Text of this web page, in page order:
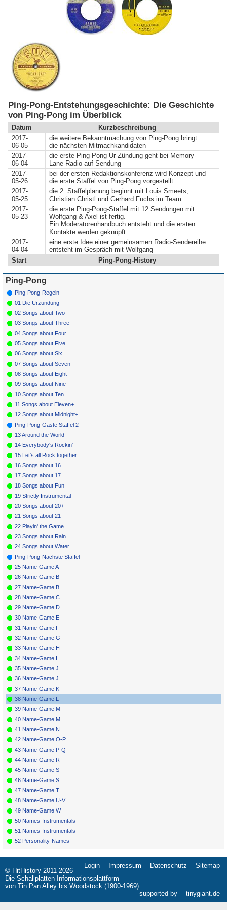
Ping-Pong-Entstehungsgeschichte: Die Geschichte
von Ping-Pong im Überblick
Datum
Kurzbeschreibung
2017-
06-05
die weitere Bekanntmachung von Ping-Pong bringt
die nächsten Mitmachkandidaten
2017-
06-04
die erste Ping-Pong Ur-Zündung geht bei Memory-
Lane-Radio auf Sendung
2017-
05-26
bei der ersten Redaktionskonferenz wird Konzept und
die erste Staffel von Ping-Pong vorgestellt
2017-
05-25
die 2. Staffelplanung beginnt mit Louis Smeets,
Christian Christl und Gerhard Fuchs im Team.
2017-
05-23
die erste Ping-Pong-Staffel mit 12 Sendungen mit
Wolfgang & Axel ist fertig.
Ein Moderatorenhandbuch entsteht und die ersten
Kontakte werden geknüpft.
2017-
04-04
eine erste Idee einer gemeinsamen Radio-Sendereihe
entsteht im Gespräch mit Wolfgang
Start
Ping-Pong-History
Ping-Pong
Ping-Pong-Regeln
01 Die Urzündung
02 Songs about Two
03 Songs about Three
04 Songs about Four
05 Songs about Five
06 Songs about Six
07 Songs about Seven
08 Songs about Eight
09 Songs about Nine
10 Songs about Ten
11 Songs about Eleven+
12 Songs about Midnight+
Ping-Pong-Gäste Staffel 2
13 Around the World
14 Everybody's Rockin'
15 Let's all Rock together
16 Songs about 16
17 Songs about 17
18 Songs about Fun
19 Strictly Instrumental
20 Songs about 20+
21 Songs about 21
22 Playin' the Game
23 Songs about Rain
24 Songs about Water
Ping-Pong-Nächste Staffel
25 Name-Game A
26 Name-Game B
27 Name-Game B
28 Name-Game C
29 Name-Game D
30 Name-Game E
31 Name-Game F
32 Name-Game G
33 Name-Game H
34 Name-Game I
35 Name-Game J
36 Name-Game J
37 Name-Game K
38 Name-Game L
39 Name-Game M
40 Name-Game M
41 Name-Game N
42 Name-Game O-P
43 Name-Game P-Q
44 Name-Game R
45 Name-Game S
46 Name-Game S
47 Name-Game T
48 Name-Game U-V
49 Name-Game W
50 Names-Instrumentals
51 Names-Instrumentals
52 Personality-Names
Navigation
überspringen
Login Impressum Datenschutz Sitemap
© HitHistory 2011-2026
Die Schallplatten-Informationsplattform
von Tin Pan Alley bis Woodstock (1900-1969)
supported by
tinygiant.de